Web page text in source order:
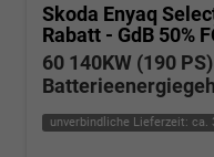
Skoda Enyaq
Rabatt - GdB 50%
60 140KW (190
unverbindliche Lieferzeit: ca.